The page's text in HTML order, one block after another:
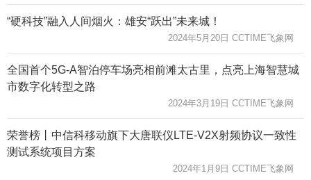
“硬科技”融入人间烟火：雄安“跃出”未来城！
2024年5月20日 CCTIME飞象网
全国首个5G-A智泊停车场亮相前滩太古里，点亮上海智慧城
市数字化转型之路
2024年3月19日 CCTIME飞象网
荣誉榜丨中信科移动旗下大唐联仪LTE-V2X射频协议一致性
测试系统项目方案
2024年1月9日 CCTIME飞象网